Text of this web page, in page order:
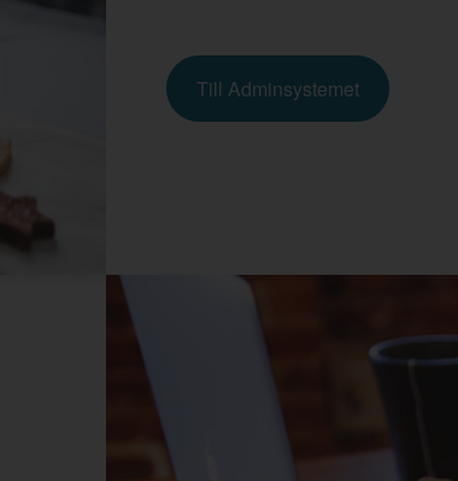
Till Adminsystemet